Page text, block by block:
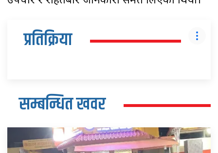
प्रतिक्रिया
सम्बन्धित खवर